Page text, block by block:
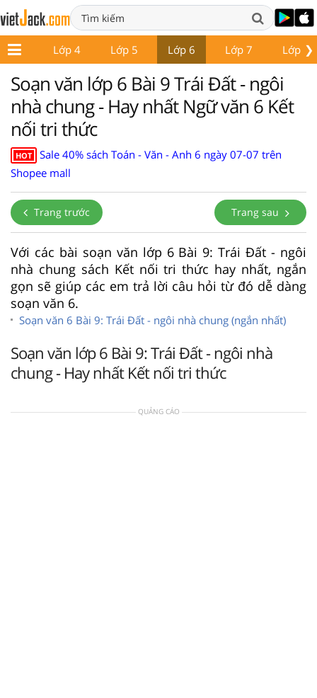
❯
3 Lớp 4 Lớp 5 Lớp 6 Lớp 7 Lớp 8
Soạn văn lớp 6 Bài 9 Trái Đất - ngôi
nhà chung - Hay nhất Ngữ văn 6 Kết
nối tri thức
HOT
Sale 40% sách Toán - Văn - Anh 6 ngày 07-07 trên
Shopee mall
Trang trước Trang sau
Với các bài soạn văn lớp 6 Bài 9: Trái Đất - ngôi
nhà chung sách Kết nối tri thức hay nhất, ngắn
gọn sẽ giúp các em trả lời câu hỏi từ đó dễ dàng
soạn văn 6.
Soạn văn 6 Bài 9: Trái Đất - ngôi nhà chung (ngắn nhất)
Soạn văn lớp 6 Bài 9: Trái Đất - ngôi nhà
chung - Hay nhất Kết nối tri thức
QUẢNG CÁO